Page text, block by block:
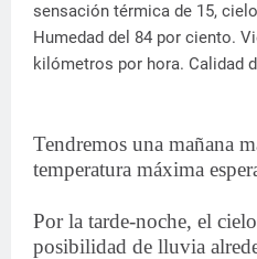
sensación térmica de 15,
Humedad del 84 por ciento.
kilómetros por hora. Calidad
Tendremos una mañana
temperatura máxima
Por la tarde-noche, el
posibilidad de lluvia